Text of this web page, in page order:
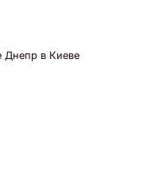
Днепр в Киеве